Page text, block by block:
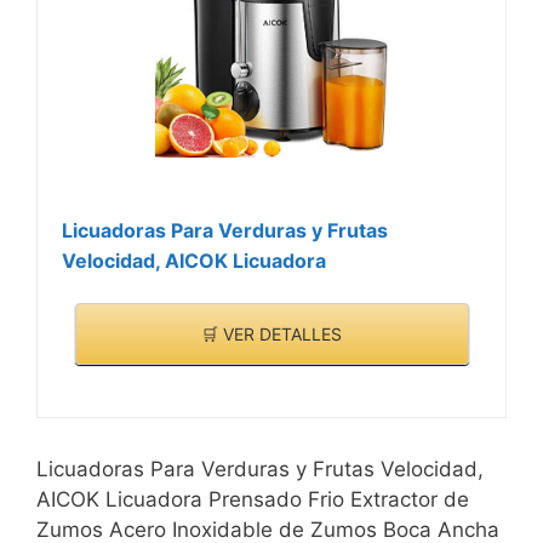
Licuadoras Para Verduras y Frutas
Velocidad, AICOK Licuadora
🛒 VER DETALLES
Licuadoras Para Verduras y Frutas Velocidad,
AICOK Licuadora Prensado Frio Extractor de
Zumos Acero Inoxidable de Zumos Boca Ancha